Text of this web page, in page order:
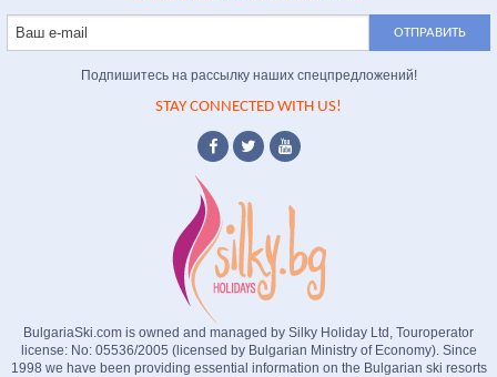
Подпишитесь на рассылку наших спецпредложений!
STAY CONNECTED WITH US!
BulgariaSki.com is owned and managed by Silky Holiday Ltd, Touroperator
license: No: 05536/2005 (licensed by Bulgarian Ministry of Economy). Since
1998 we have been providing essential information on the Bulgarian ski resorts